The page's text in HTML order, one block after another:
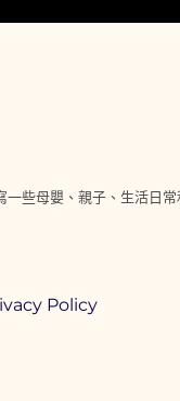
些母嬰、親子、生活日
Policy